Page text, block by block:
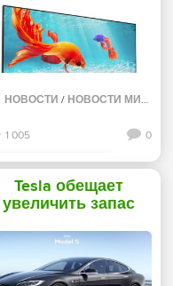
безрамочное
исполнение -
«Новости сети»
НОВОСТИ / НОВОСТИ МИРА ИНТЕРНЕТ
1 005 0
Смотреть дальше
Tesla обещает
увеличить запас
электромобиля
Model S - «Новости
сети»